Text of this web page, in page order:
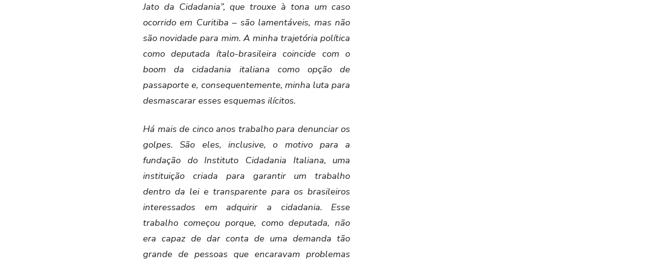
Jato da Cidadania”, que trouxe à tona um caso
ocorrido em Curitiba – são lamentáveis, mas não
são novidade para mim. A minha trajetória política
como deputada ítalo-brasileira coincide com o
boom da cidadania italiana como opção de
passaporte e, consequentemente, minha luta para
desmascarar esses esquemas ilícitos.
Há mais de cinco anos trabalho para denunciar os
golpes. São eles, inclusive, o motivo para a
fundação do Instituto Cidadania Italiana, uma
instituição criada para garantir um trabalho
dentro da lei e transparente para os brasileiros
interessados em adquirir a cidadania. Esse
trabalho começou porque, como deputada, não
era capaz de dar conta de uma demanda tão
grande de pessoas que encaravam problemas